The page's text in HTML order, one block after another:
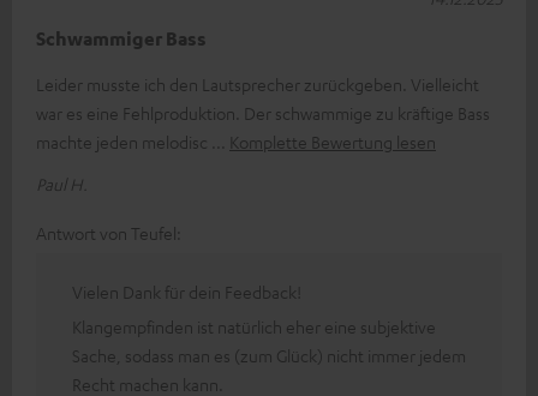
Schwammiger Bass
Leider musste ich den Lautsprecher zurückgeben. Vielleicht
war es eine Fehlproduktion. Der schwammige zu kräftige Bass
machte jeden melodisc
Komplette Bewertung lesen
Paul H.
Antwort von Teufel:
Vielen Dank für dein Feedback!
Klangempfinden ist natürlich eher eine subjektive
Sache, sodass man es (zum Glück) nicht immer jedem
Recht machen kann.